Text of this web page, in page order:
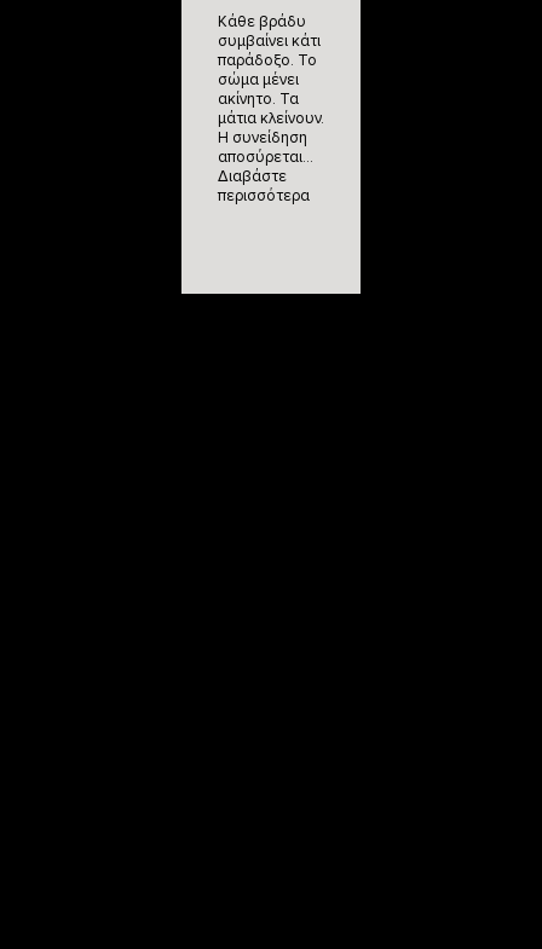
Κάθε βράδυ
συμβαίνει κάτι
παράδοξο. Το
σώμα μένει
ακίνητο. Τα
μάτια κλείνουν.
Η συνείδηση
αποσύρεται…
Διαβάστε
περισσότερα